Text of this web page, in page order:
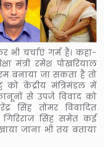
चर्चाएं गर्म हैं। कहा-
मंत्री रमेश पोखरियाल
बनाया जा सकता है तो
केंद्रीय मंत्रिमंडल में
से उपजे विवाद को
तोमर विवादित
सिंह समेत कई
जाना भी तय बताया